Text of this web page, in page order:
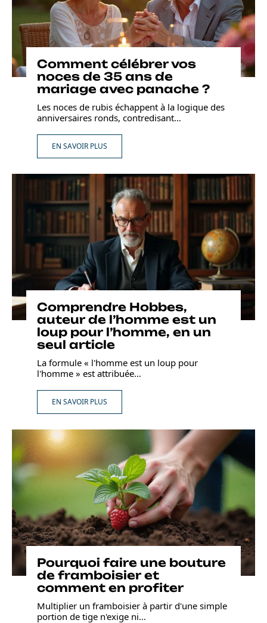
Comment célébrer vos
noces de 35 ans de
mariage avec panache ?
Les noces de rubis échappent à la logique des
anniversaires ronds, contredisant…
EN SAVOIR PLUS
Comprendre Hobbes,
auteur de l’homme est un
loup pour l’homme, en un
seul article
La formule « l'homme est un loup pour
l'homme » est attribuée…
EN SAVOIR PLUS
Pourquoi faire une bouture
de framboisier et
comment en profiter
Multiplier un framboisier à partir d'une simple
portion de tige n'exige ni…